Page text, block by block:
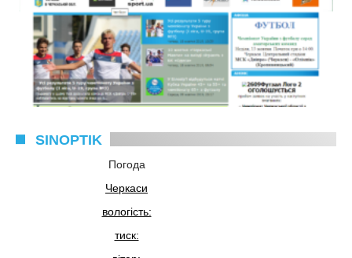
SINOPTIK
Погода
Черкаси
вологість:
тиск: